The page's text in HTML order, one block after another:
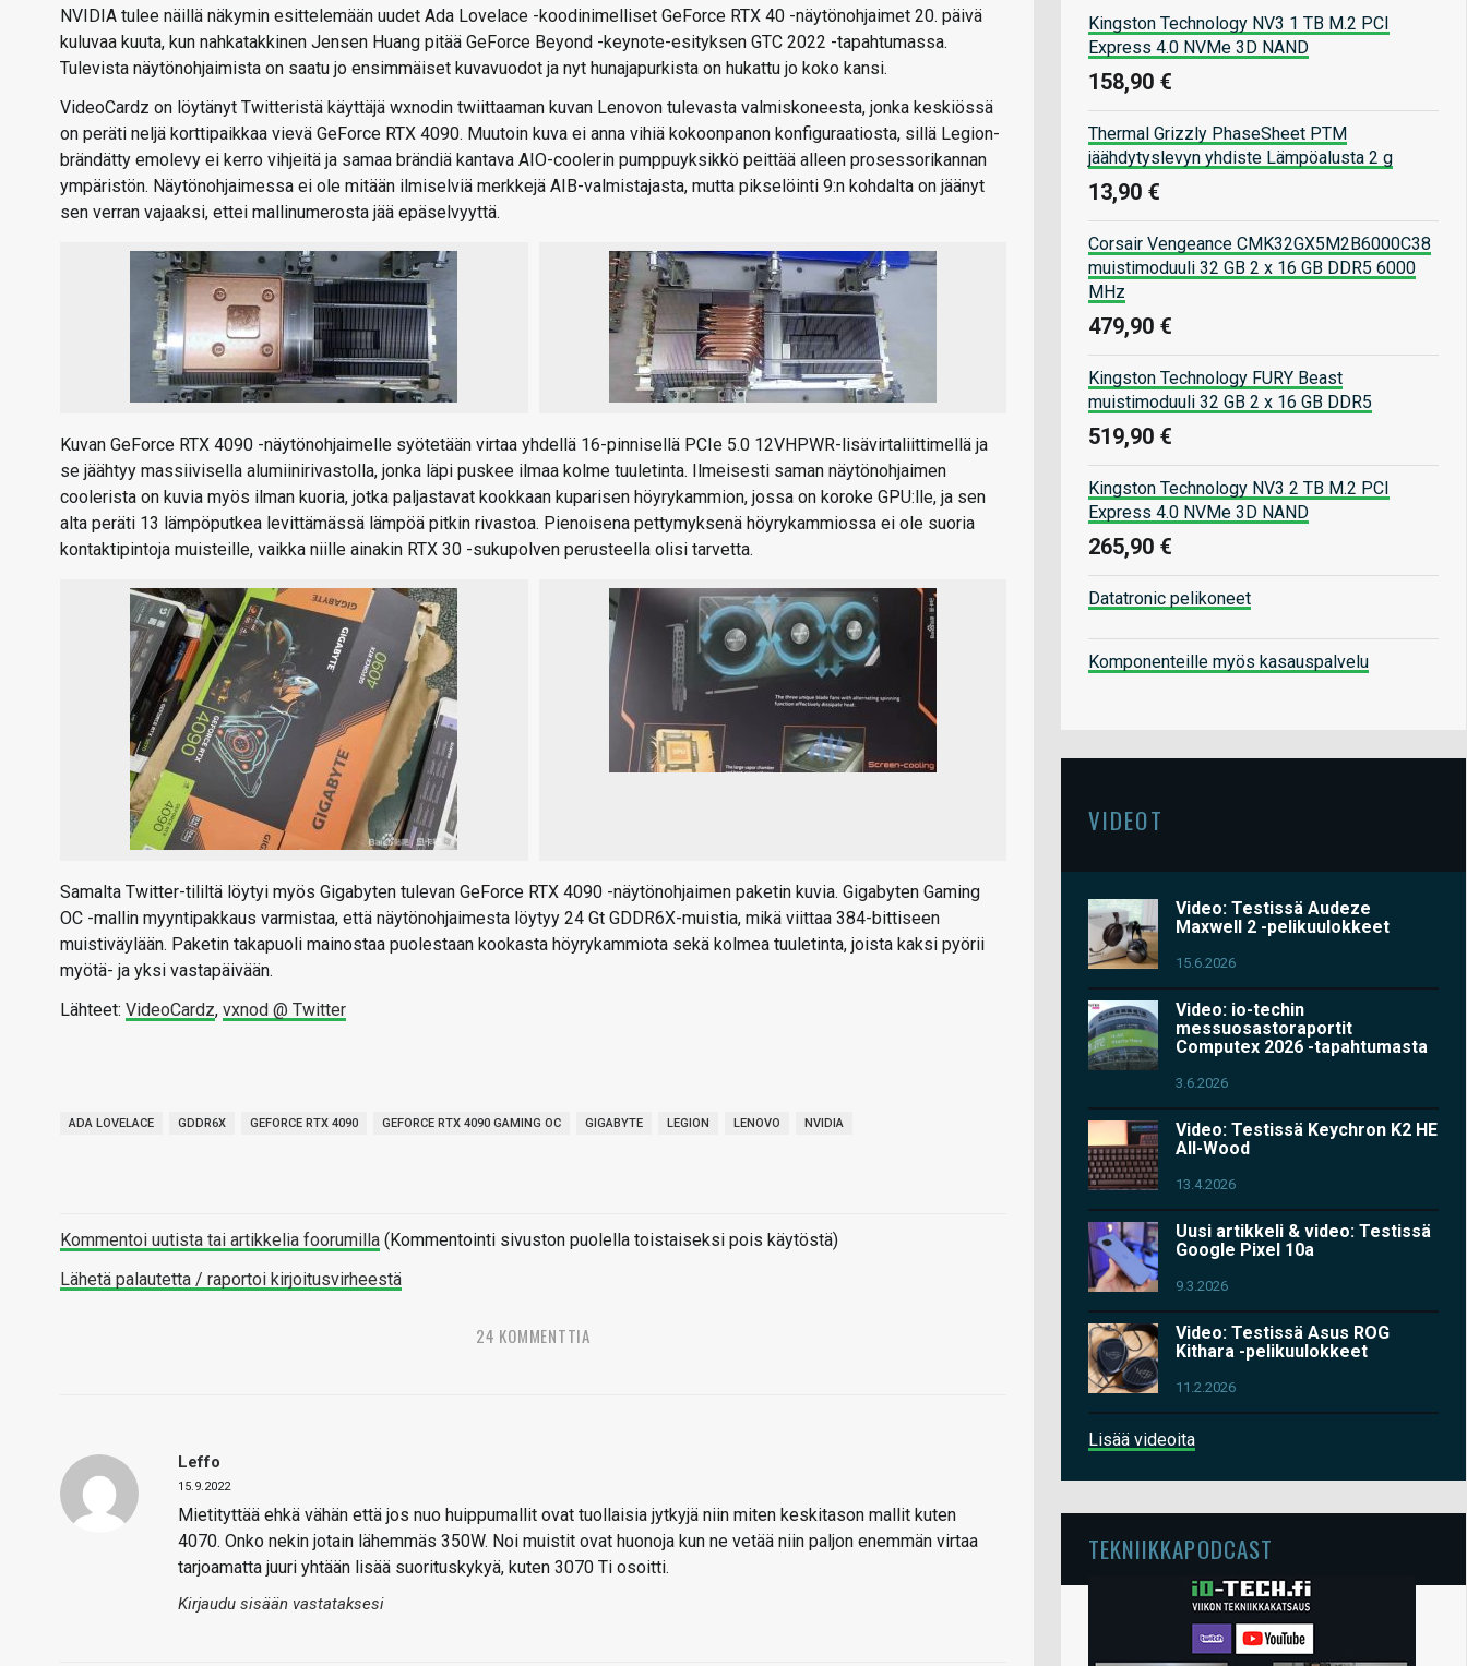
NVIDIA tulee näillä näkymin esittelemään uudet Ada Lovelace -koodinimelliset GeForce RTX 40 -näytönohjaimet 20. päivä
kuluvaa kuuta, kun nahkatakkinen Jensen Huang pitää GeForce Beyond -keynote-esityksen GTC 2022 -tapahtumassa.
Tulevista näytönohjaimista on saatu jo ensimmäiset kuvavuodot ja nyt hunajapurkista on hukattu jo koko kansi.
VideoCardz on löytänyt Twitteristä käyttäjä wxnodin twiittaaman kuvan Lenovon tulevasta valmiskoneesta, jonka keskiössä
on peräti neljä korttipaikkaa vievä GeForce RTX 4090. Muutoin kuva ei anna vihiä kokoonpanon konfiguraatiosta, sillä Legion-
brändätty emolevy ei kerro vihjeitä ja samaa brändiä kantava AIO-coolerin pumppuyksikkö peittää alleen prosessorikannan
ympäristön. Näytönohjaimessa ei ole mitään ilmiselviä merkkejä AIB-valmistajasta, mutta pikselöinti 9:n kohdalta on jäänyt
sen verran vajaaksi, ettei mallinumerosta jää epäselvyyttä.
Kuvan GeForce RTX 4090 -näytönohjaimelle syötetään virtaa yhdellä 16-pinnisellä PCIe 5.0 12VHPWR-lisävirtaliittimellä ja
se jäähtyy massiivisella alumiinirivastolla, jonka läpi puskee ilmaa kolme tuuletinta. Ilmeisesti saman näytönohjaimen
coolerista on kuvia myös ilman kuoria, jotka paljastavat kookkaan kuparisen höyrykammion, jossa on koroke GPU:lle, ja sen
alta peräti 13 lämpöputkea levittämässä lämpöä pitkin rivastoa. Pienoisena pettymyksenä höyrykammiossa ei ole suoria
kontaktipintoja muisteille, vaikka niille ainakin RTX 30 -sukupolven perusteella olisi tarvetta.
Samalta Twitter-tililtä löytyi myös Gigabyten tulevan GeForce RTX 4090 -näytönohjaimen paketin kuvia. Gigabyten Gaming
OC -mallin myyntipakkaus varmistaa, että näytönohjaimesta löytyy 24 Gt GDDR6X-muistia, mikä viittaa 384-bittiseen
muistiväylään. Paketin takapuoli mainostaa puolestaan kookasta höyrykammiota sekä kolmea tuuletinta, joista kaksi pyörii
myötä- ja yksi vastapäivään.
Lähteet: VideoCardz, vxnod @ Twitter
ADA LOVELACE GDDR6X GEFORCE RTX 4090 GEFORCE RTX 4090 GAMING OC GIGABYTE LEGION LENOVO NVIDIA
Kommentoi uutista tai artikkelia foorumilla (Kommentointi sivuston puolella toistaiseksi pois käytöstä)
Lähetä palautetta / raportoi kirjoitusvirheestä
24 KOMMENTTIA
Leffo
15.9.2022
Mietityttää ehkä vähän että jos nuo huippumallit ovat tuollaisia jytkyjä niin miten keskitason mallit kuten
4070. Onko nekin jotain lähemmäs 350W. Noi muistit ovat huonoja kun ne vetää niin paljon enemmän virtaa
tarjoamatta juuri yhtään lisää suorituskykyä, kuten 3070 Ti osoitti.
Kirjaudu sisään vastataksesi
Kingston Technology NV3 1 TB M.2 PCI
Express 4.0 NVMe 3D NAND
158,90 €
Thermal Grizzly PhaseSheet PTM
jäähdytyslevyn yhdiste Lämpöalusta 2 g
13,90 €
Corsair Vengeance CMK32GX5M2B6000C38
muistimoduuli 32 GB 2 x 16 GB DDR5 6000
MHz
479,90 €
Kingston Technology FURY Beast
muistimoduuli 32 GB 2 x 16 GB DDR5
519,90 €
Kingston Technology NV3 2 TB M.2 PCI
Express 4.0 NVMe 3D NAND
265,90 €
Datatronic pelikoneet
Komponenteille myös kasauspalvelu
VIDEOT
Video: Testissä Audeze
Maxwell 2 -pelikuulokkeet
15.6.2026
Video: io-techin
messuosastoraportit
Computex 2026 -tapahtumasta
3.6.2026
Video: Testissä Keychron K2 HE
All-Wood
13.4.2026
Uusi artikkeli & video: Testissä
Google Pixel 10a
9.3.2026
Video: Testissä Asus ROG
Kithara -pelikuulokkeet
11.2.2026
Lisää videoita
TEKNIIKKAPODCAST